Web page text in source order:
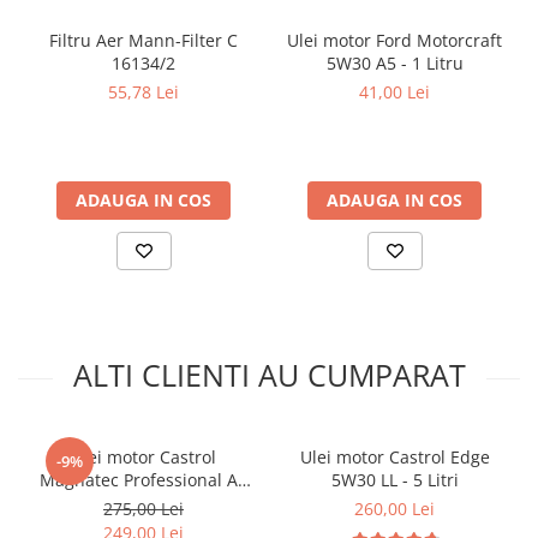
Pivot suspensie
► Accesorii auto
■ Tavite auto portbagaj
■ Covorase/presuri auto
■ Intretinere auto
■ Siguranta auto
■ Electrice
■ Truse si scule de mana
Filtru Aer Mann-Filter C
16134/2
55,78 Lei
ADAUGA IN COS
Ulei motor Ford Motorcraft
5W30 A5 - 1 Litru
41,00 Lei
ADAUGA IN COS
ALTI CLIENTI AU CUMPARAT
-9%Ulei motor Castrol
Magnatec Professional A5
5W30 - 5 Litri
275,00 Lei
249,00 Lei
Ulei motor Castrol Edge
5W30 LL - 5 Litri
260,00 Lei